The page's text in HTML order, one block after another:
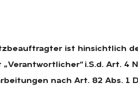
ist hinsichtlich
i.S.d. Art. 4
nach Art. 82 Abs. 1